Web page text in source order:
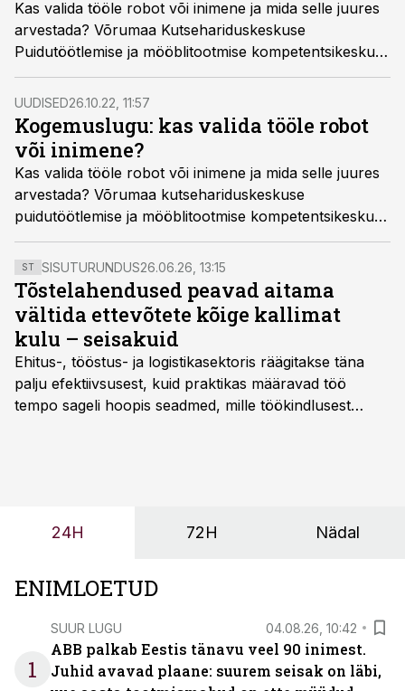
Kas valida tööle robot või inimene ja mida selle juures
arvestada? Võrumaa Kutsehariduskeskuse
Puidutöötlemise ja mööblitootmise kompetentsikeskuse
TSENTER arendusspetsialist Erkki Naaris tegi
kokkuvõtte Kase Factory tootmises toimunud
robotikatsetuste põhjal.
UUDISED26.10.22, 11:57
Kogemuslugu: kas valida tööle robot
või inimene?
Kas valida tööle robot või inimene ja mida selle juures
arvestada? Võrumaa kutsehariduskeskuse
puidutöötlemise ja mööblitootmise kompetentsikeskus
TSENTER arendusspetsialist Erkki Naaris tegi
kokkuvõtte Tarmeko LPD tootmises toimunud
robotikatsetuste põhjal.
ST SISUTURUNDUS26.06.26, 13:15
Tõstelahendused peavad aitama
vältida ettevõtete kõige kallimat
kulu – seisakuid
Ehitus-, tööstus- ja logistikasektoris räägitakse täna
palju efektiivsusest, kuid praktikas määravad töö
tempo sageli hoopis seadmed, mille töökindlusest
24H 72H Nädal
ENIMLOETUD
1
SUUR LUGU 04.08.26, 10:42
ABB palkab Eestis tänavu veel 90 inimest.
Juhid avavad plaane: suurem seisak on läbi,